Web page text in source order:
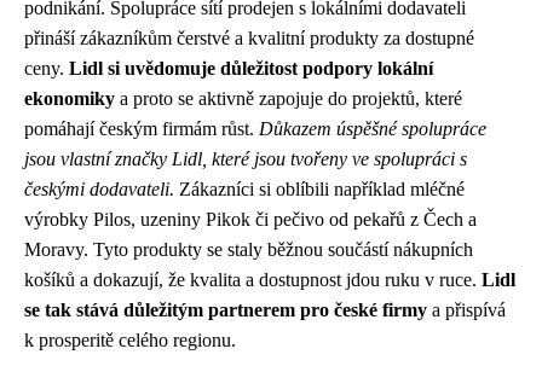
podnikání. Spolupráce sítí prodejen s lokálními dodavateli
přináší zákazníkům čerstvé a kvalitní produkty za dostupné
ceny. Lidl si uvědomuje důležitost podpory lokální
ekonomiky a proto se aktivně zapojuje do projektů, které
pomáhají českým firmám růst. Důkazem úspěšné spolupráce
jsou vlastní značky Lidl, které jsou tvořeny ve spolupráci s
českými dodavateli. Zákazníci si oblíbili například mléčné
výrobky Pilos, uzeniny Pikok či pečivo od pekařů z Čech a
Moravy. Tyto produkty se staly běžnou součástí nákupních
košíků a dokazují, že kvalita a dostupnost jdou ruku v ruce. Lidl
se tak stává důležitým partnerem pro české firmy a přispívá
k prosperitě celého regionu.